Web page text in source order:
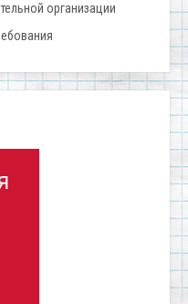
организации